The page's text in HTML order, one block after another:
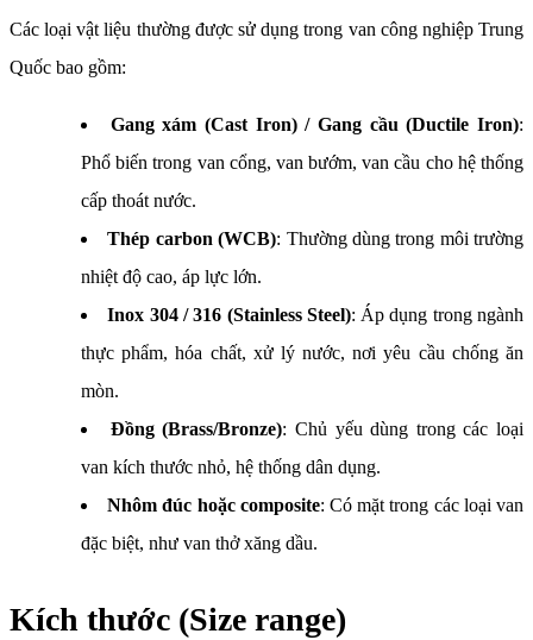
Các loại vật liệu thường được sử dụng trong van công nghiệp Trung
Quốc bao gồm:
Gang xám (Cast Iron) / Gang cầu (Ductile Iron):
Phổ biến trong van cổng, van bướm, van cầu cho hệ thống
cấp thoát nước.
Thép carbon (WCB): Thường dùng trong môi trường
nhiệt độ cao, áp lực lớn.
Inox 304 / 316 (Stainless Steel): Áp dụng trong ngành
thực phẩm, hóa chất, xử lý nước, nơi yêu cầu chống ăn
mòn.
Đồng (Brass/Bronze): Chủ yếu dùng trong các loại
van kích thước nhỏ, hệ thống dân dụng.
Nhôm đúc hoặc composite: Có mặt trong các loại van
đặc biệt, như van thở xăng dầu.
Kích thước (Size range)